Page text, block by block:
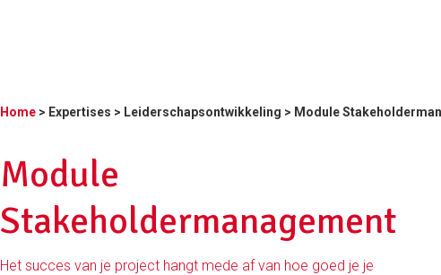
Home > Expertises > Leiderschapsontwikkeling > Module
Module
Stakeholdermanagement
Het succes van je project hangt mede af van hoe goed je je